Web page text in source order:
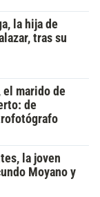
la hija de
tras su
el marido de
de
la joven
Moyano y